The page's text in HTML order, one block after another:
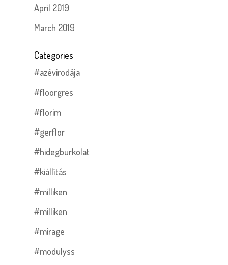
April 2019
March 2019
Categories
#azévirodája
#floorgres
#florim
#gerflor
#hidegburkolat
#kiállítás
#milliken
#milliken
#mirage
#modulyss